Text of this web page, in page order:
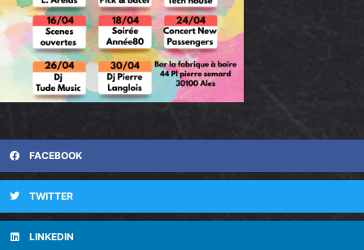
FACEBOOK
TWITTER
LINKEDIN